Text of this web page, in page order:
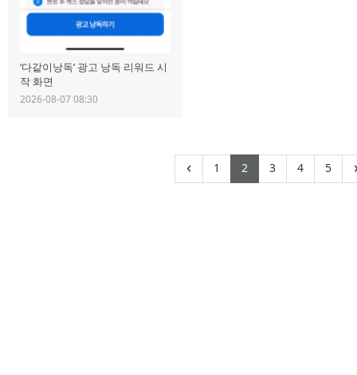
‘다같이낭독’ 광고 낭독 리워드 시
작 화면
2026-08-07 08:30
‹ 1 (current)
2(current)
3(current)
4 5